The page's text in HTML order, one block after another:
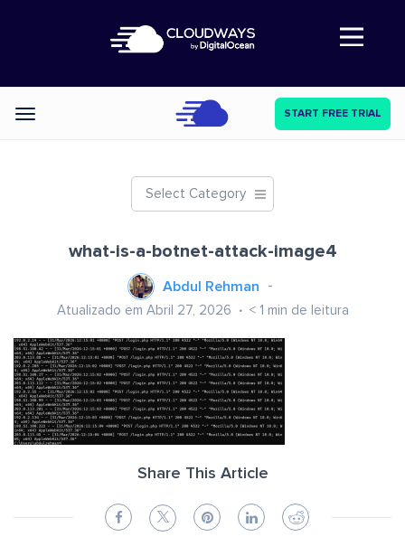
Abre a navegação
Categories START FREE TRIAL
Select Category
what-is-a-botnet-attack-image4
Abdul Rehman
Atualizado em Abril 27, 2026 < 1 min de leitura
Share This Article